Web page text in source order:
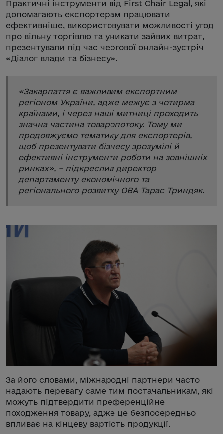
Практичні інструменти від First Chair Legal, які
допомагають експортерам працювати
ефективніше, використовувати можливості угод
про вільну торгівлю та уникати зайвих витрат,
презентували під час чергової онлайн-зустріч
«Діалог влади та бізнесу».
«Закарпаття є важливим експортним
регіоном України, адже межує з чотирма
країнами, і через наші митниці проходить
значна частина товаропотоку. Тому ми
продовжуємо тематику для експортерів,
щоб презентувати бізнесу зрозумілі й
ефективні інструменти роботи на зовнішніх
ринках», – підкреслив директор
департаменту економічного та
регіонального розвитку ОВА Тарас Триндяк.
За його словами, міжнародні партнери часто
надають перевагу саме тим постачальникам, які
можуть підтвердити преференційне
походження товару, адже це безпосередньо
впливає на кінцеву вартість продукції.